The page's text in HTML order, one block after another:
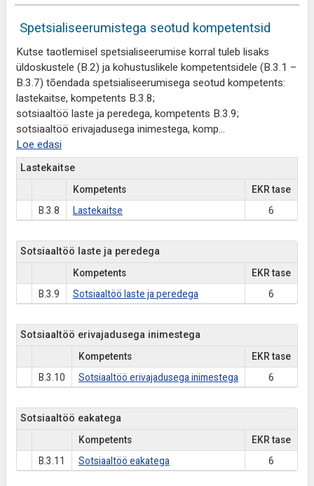
Spetsialiseerumistega seotud kompetentsid
Kutse taotlemisel spetsialiseerumise korral tuleb lisaks
üldoskustele (B.2) ja kohustuslikele kompetentsidele (B.3.1 –
B.3.7) tõendada spetsialiseerumisega seotud kompetents:
lastekaitse, kompetents B.3.8;
sotsiaaltöö laste ja peredega, kompetents B.3.9;
sotsiaaltöö erivajadusega inimestega, komp...
Loe edasi
Lastekaitse
Kompetents
EKR tase
B.3.8
Lastekaitse 6
Sotsiaaltöö laste ja peredega
Kompetents
EKR tase
B.3.9
Sotsiaaltöö laste ja peredega 6
Sotsiaaltöö erivajadusega inimestega
Kompetents
EKR tase
B.3.10
Sotsiaaltöö erivajadusega inimestega 6
Sotsiaaltöö eakatega
Kompetents
EKR tase
B.3.11
Sotsiaaltöö eakatega 6